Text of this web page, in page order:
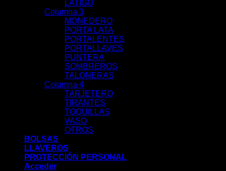
LATIGO
Columna 3
MONEDERO
PORTA LATA
PORTALENTES
PORTALLAVES
PUNTERA
SOMBREROS
TALONERAS
Columna 4
TARJETERO
TIRANTES
TOQUILLAS
VASO
OTROS
BOLSAS
LLAVEROS
PROTECCIÓN PERSONAL
Acceder